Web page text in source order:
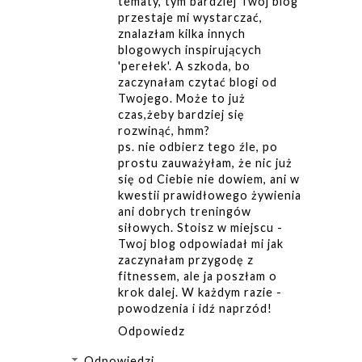
przestaje mi wystarczać,
znalazłam kilka innych
blogowych inspirujących
'perełek'. A szkoda, bo
zaczynałam czytać blogi od
Twojego. Może to już
czas,żeby bardziej się
rozwinąć, hmm?
ps. nie odbierz tego źle, po
prostu zauważyłam, że nic już
się od Ciebie nie dowiem, ani w
kwestii prawidłowego żywienia
ani dobrych treningów
siłowych. Stoisz w miejscu -
Twoj blog odpowiadał mi jak
zaczynałam przygodę z
fitnessem, ale ja poszłam o
krok dalej. W każdym razie -
powodzenia i idź naprzód!
Odpowiedz